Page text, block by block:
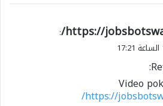
https://
:
Video
https://